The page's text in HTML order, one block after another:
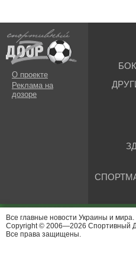
О проекте
Реклама на
дозоре
Все главные новости Украины и мира.
Copyright © 2006—2026 Спортивный
Все права защищены.